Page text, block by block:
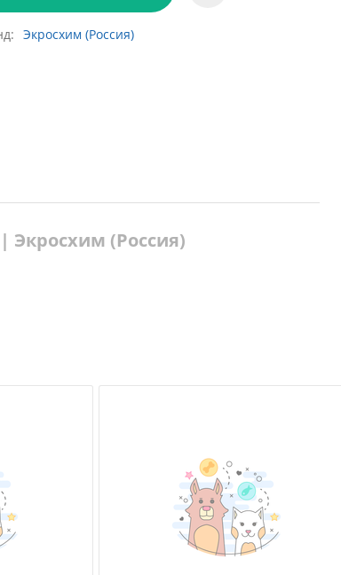
Экросхим (Россия)
Экросхим (Россия)